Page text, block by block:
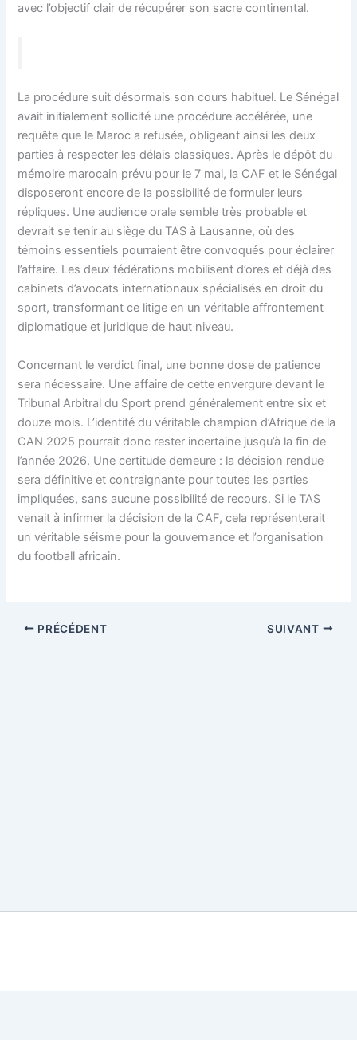
avec l’objectif clair de récupérer son sacre continental.
La procédure suit désormais son cours habituel. Le Sénégal
avait initialement sollicité une procédure accélérée, une
requête que le Maroc a refusée, obligeant ainsi les deux
parties à respecter les délais classiques. Après le dépôt du
mémoire marocain prévu pour le 7 mai, la CAF et le Sénégal
disposeront encore de la possibilité de formuler leurs
répliques. Une audience orale semble très probable et
devrait se tenir au siège du TAS à Lausanne, où des
témoins essentiels pourraient être convoqués pour éclairer
l’affaire. Les deux fédérations mobilisent d’ores et déjà des
cabinets d’avocats internationaux spécialisés en droit du
sport, transformant ce litige en un véritable affrontement
diplomatique et juridique de haut niveau.
Concernant le verdict final, une bonne dose de patience
sera nécessaire. Une affaire de cette envergure devant le
Tribunal Arbitral du Sport prend généralement entre six et
douze mois. L’identité du véritable champion d’Afrique de la
CAN 2025 pourrait donc rester incertaine jusqu’à la fin de
l’année 2026. Une certitude demeure : la décision rendue
sera définitive et contraignante pour toutes les parties
impliquées, sans aucune possibilité de recours. Si le TAS
venait à infirmer la décision de la CAF, cela représenterait
un véritable séisme pour la gouvernance et l’organisation
du football africain.
PRÉCÉDENT SUIVANT